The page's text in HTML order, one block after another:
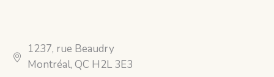
1237, rue Beaudry
Montréal, QC H2L 3E3